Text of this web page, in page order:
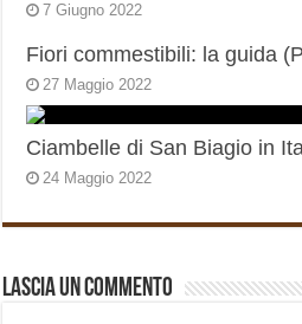
7 Giugno 2022
Fiori commestibili: la guida
27 Maggio 2022
Ciambelle di San Biagio in
24 Maggio 2022
Lascia un commento